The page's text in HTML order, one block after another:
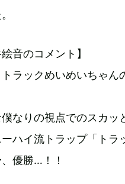
絵音のコメント】
ラックめいめいちゃ
なりの視点でのスカッ
ーハイ流トラップ「ト
、優勝…！！